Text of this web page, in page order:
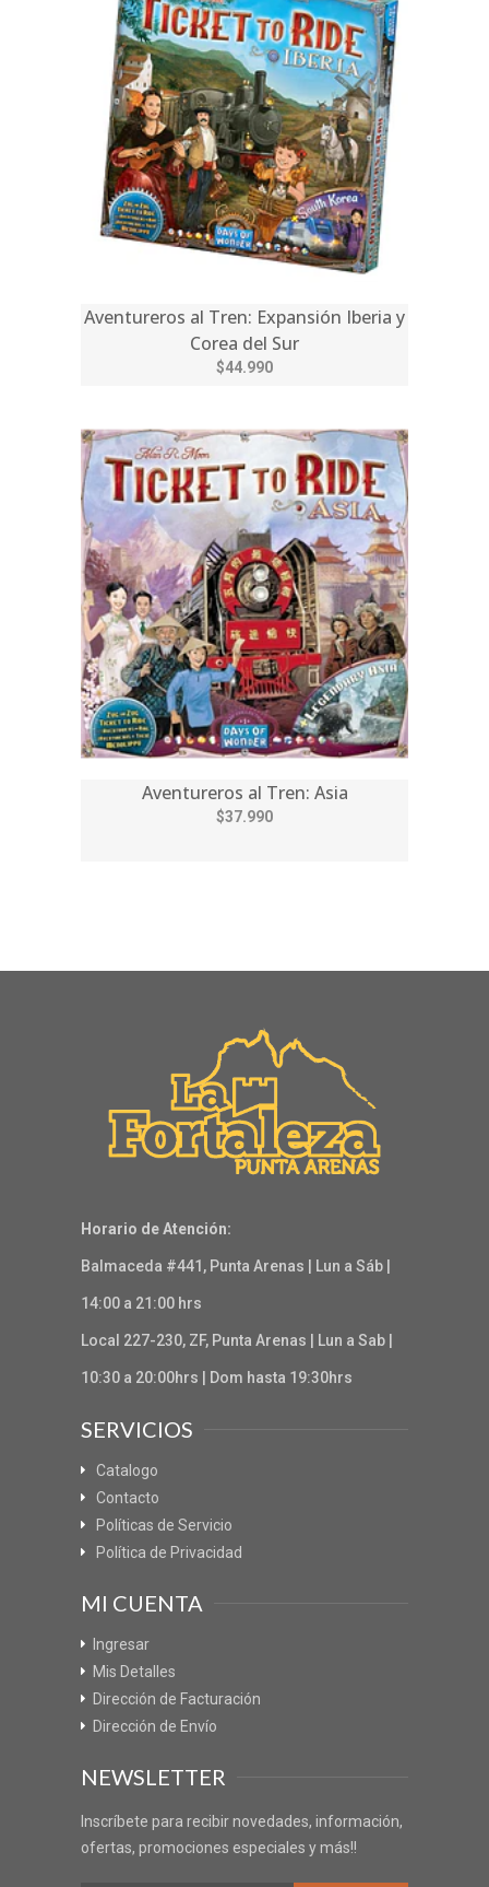
Aventureros al Tren: Expansión Iberia y
Corea del Sur
$44.990
Aventureros al Tren: Asia
$37.990
Horario de Atención:
Balmaceda #441, Punta Arenas | Lun a Sáb |
14:00 a 21:00 hrs
Local 227-230, ZF, Punta Arenas | Lun a Sab |
10:30 a 20:00hrs | Dom hasta 19:30hrs
SERVICIOS
Catalogo
Contacto
Políticas de Servicio
Política de Privacidad
MI CUENTA
Ingresar
Mis Detalles
Dirección de Facturación
Dirección de Envío
NEWSLETTER
Inscríbete para recibir novedades, información,
ofertas, promociones especiales y más!!